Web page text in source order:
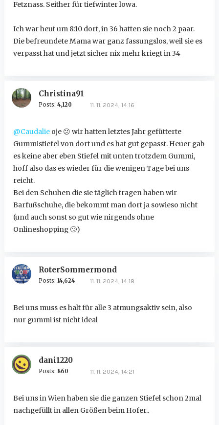
Fetznass. Seither für tiefwinter lowa.
Ich war heut um 8:10 dort, in 36 hatten sie noch 2 paar.
Die befreundete Mama war ganz fassungslos, weil sie es
verpasst hat und jetzt sicher nix mehr kriegt in 34
Christina91
Posts: 4,120 11. 11. 2024, 14:16
@Caudalieoje 😕 wir hatten letztes Jahr gefütterte
Gummistiefel von dort und es hat gut gepasst. Heuer gab
es keine aber eben Stiefel mit unten trotzdem Gummi,
hoff also das es wieder für die wenigen Tage bei uns
reicht.
Bei den Schuhen die sie täglich tragen haben wir
Barfußschuhe, die bekommt man dort ja sowieso nicht
(und auch sonst so gut wie nirgends ohne
Onlineshopping🙄)
RoterSommermond
Posts: 14,624 11. 11. 2024, 14:18
Bei uns muss es halt für alle 3 atmungsaktiv sein, also
nur gummi ist nicht ideal
dani1220
Posts: 860 11. 11. 2024, 14:21
Bei uns in Wien haben sie die ganzen Stiefel schon 2mal
nachgefüllt in allen Größen beim Hofer..